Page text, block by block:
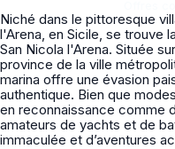
Niché dans le pittoresque
l'Arena, en Sicile, se trouve
San Nicola l'Arena. Située
province de la ville
marina offre une évasion
authentique. Bien que
en reconnaissance comme
amateurs de yachts et de
immaculée et d’aventures